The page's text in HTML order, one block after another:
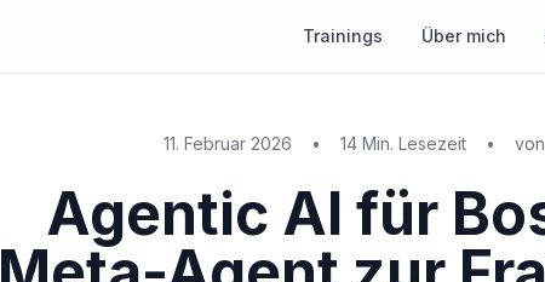
Trainings Über mich
11. Februar 2026 • 14 Min. Lesezeit • von
Agentic AI für